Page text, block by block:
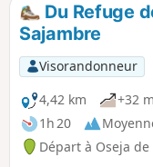
Du Refuge
Sajambre
Visorandonneur
4,42 km
+32 m
1h 20
Départ à Oseja